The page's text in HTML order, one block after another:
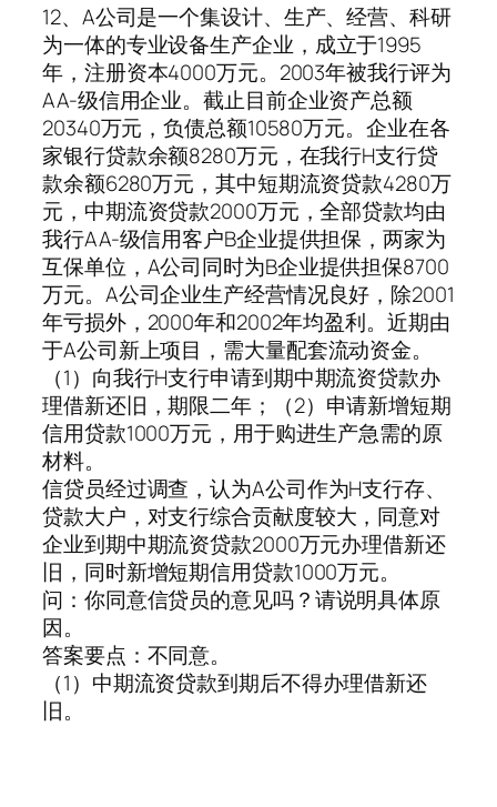
12、A公司是一个集设计、生产、经营、科研
为一体的专业设备生产企业，成立于1995
年，注册资本4000万元。2003年被我行评为
AA-级信用企业。截止目前企业资产总额
20340万元，负债总额10580万元。企业在各
家银行贷款余额8280万元，在我行H支行贷
款余额6280万元，其中短期流资贷款4280万
元，中期流资贷款2000万元，全部贷款均由
我行AA-级信用客户B企业提供担保，两家为
互保单位，A公司同时为B企业提供担保8700
万元。A公司企业生产经营情况良好，除2001
年亏损外，2000年和2002年均盈利。近期由
于A公司新上项目，需大量配套流动资金。
（1）向我行H支行申请到期中期流资贷款办
理借新还旧，期限二年；（2）申请新增短期
信用贷款1000万元，用于购进生产急需的原
材料。
信贷员经过调查，认为A公司作为H支行存、
贷款大户，对支行综合贡献度较大，同意对
企业到期中期流资贷款2000万元办理借新还
旧，同时新增短期信用贷款1000万元。
问：你同意信贷员的意见吗？请说明具体原
因。
答案要点：不同意。
（1）中期流资贷款到期后不得办理借新还
旧。